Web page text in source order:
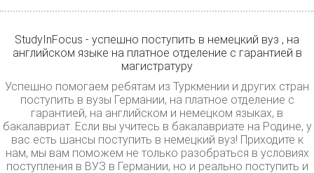
StudyInFocus - успешно поступить в немецкий вуз , на
английском языке на платное отделение с гарантией в
магистратуру
Успешно помогаем ребятам из Туркмении и других стран
поступить в вузы Германии, на платное отделение с
гарантией, на английском и немецком языках, в
бакалавриат. Если вы учитесь в бакалавриате на Родине, у
вас есть шансы поступить в немецкий вуз! Приходите к
нам, мы вам поможем не только разобраться в условиях
поступления в ВУЗ в Германии, но и реально поступить и